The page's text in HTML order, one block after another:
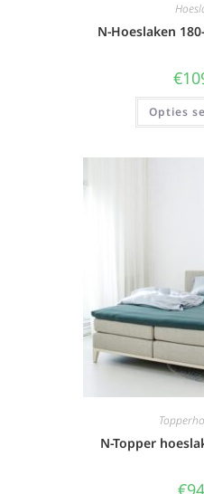
N-Hoeslaken
€
Opties
N-Topper
€